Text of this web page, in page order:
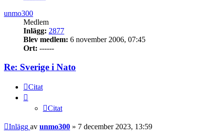
unmo300
Medlem
Inlägg: 2877
Blev medlem: 6 november 2006, 07:45
Ort: ------
Re: Sverige i Nato
Citat
Citat
Inlägg av unmo300 » 7 december 2023, 13:59